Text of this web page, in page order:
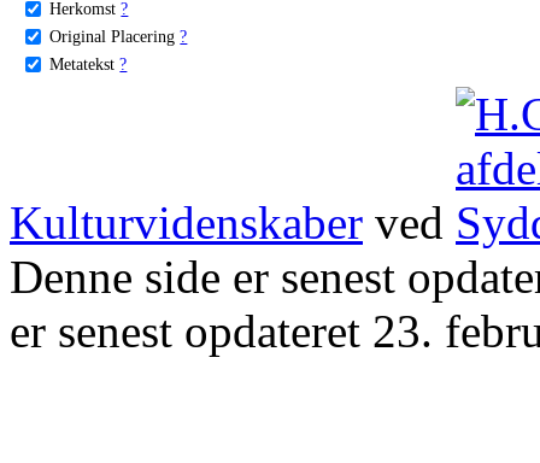
Herkomst ?
Original Placering ?
Metatekst ?
Kulturvidenskaber ved
Denne side er senest
er senest opdateret 23.